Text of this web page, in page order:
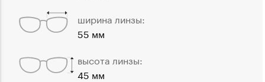
ширина линзы:
55 мм
высота линзы:
45 мм